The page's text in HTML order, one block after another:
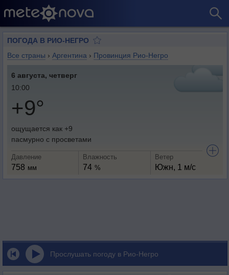
ПОГОДА В РИО-НЕГРО
Все страны › Аргентина › Провинция Рио-Негро
6 августа, четверг
10:00
+9°
ощущается как +9
пасмурно с просветами
Давление
758 мм
Влажность
74 %
Ветер
Южн, 1 м/с
Прослушать погоду в Рио-Негро